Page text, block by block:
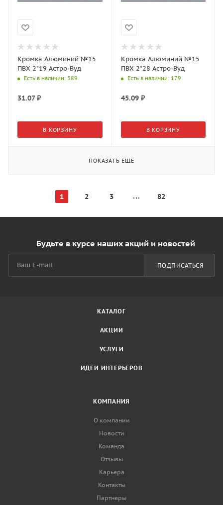
Кромка Алюминий №15
ПВХ 2*19 Астро-Вуд
Есть в наличии: 389
31.07₽
В КОРЗИНУ
Кромка Алюминий №15
ПВХ 2*28 Астро-Вуд
Есть в наличии: 179
45.09₽
В КОРЗИНУ
ПОКАЗАТЬ ЕЩЕ
1 2 3 82
Будьте в курсе наших акций и новостей
ПОДПИСАТЬСЯ
КАТАЛОГ
АКЦИИ
УСЛУГИ
ИДЕИ ИНТЕРЬЕРОВ
КОМПАНИЯ
О компании
Новости
Команда
Отзывы
Карьера
Контакты
Партнеры